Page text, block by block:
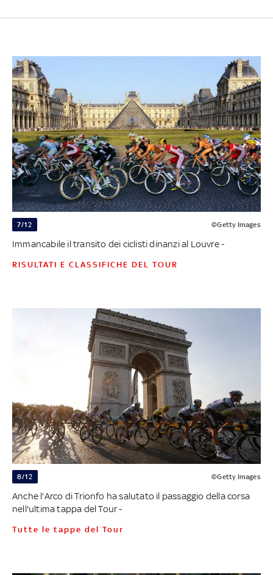
7/12 ©Getty Images
Immancabile il transito dei ciclisti dinanzi al Louvre -
RISULTATI E CLASSIFICHE DEL TOUR
8/12 ©Getty Images
Anche l'Arco di Trionfo ha salutato il passaggio della corsa
nell'ultima tappa del Tour -
Tutte le tappe del Tour